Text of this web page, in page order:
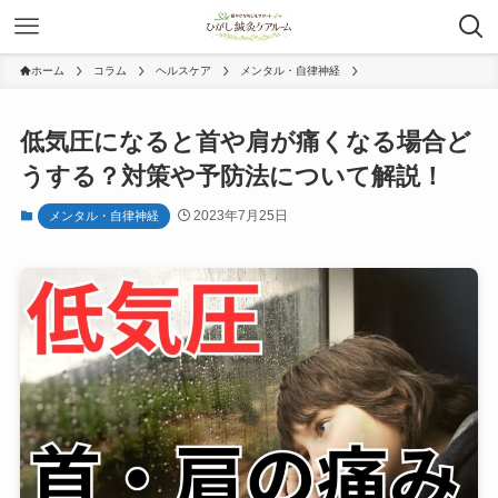
ホーム コラム ヘルスケア メンタル・自律神経
低気圧になると首や肩が痛くなる場合ど
うする？対策や予防法について解説！
メンタル・自律神経 2023年7月25日